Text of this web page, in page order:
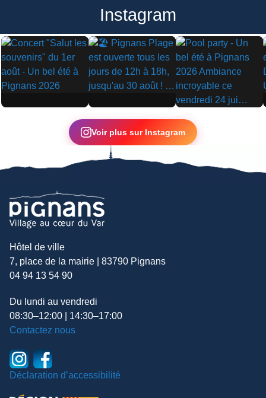
Instagram
▶ ▶
▶
Voir plus sur Instagram
Hôtel de ville
7, place de la mairie | 83790 Pignans
04 94 13 54 90
Du lundi au vendredi
08:30–12:00 | 14:30–17:00
Contactez nous
Déclaration d’accessibilité